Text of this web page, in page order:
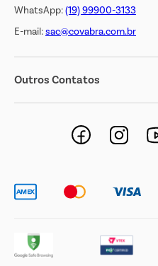
WhatsApp:(19) 99900-3133
E-mail:sac@covabra.com.br
Outros Contatos
Negócios Imobiliários
Novos Fornecedores